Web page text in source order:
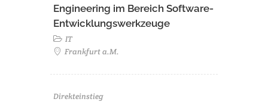
Engineering im Bereich Software-
Entwicklungswerkzeuge
IT
Frankfurt a.M.
Direkteinstieg